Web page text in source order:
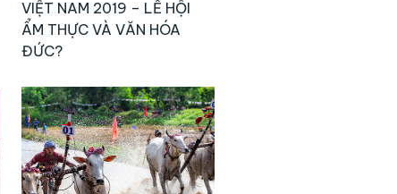
VIỆT NAM 2019 – LỄ HỘI
ẨM THỰC VÀ VĂN HÓA
ĐỨC?